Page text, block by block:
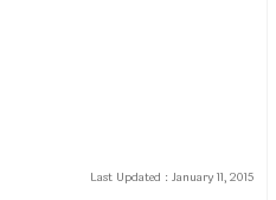
Last Updated : January 11, 2015